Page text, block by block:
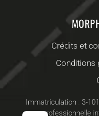
Crédits et
Conditions
Immatriculation : 3-
professionnelle